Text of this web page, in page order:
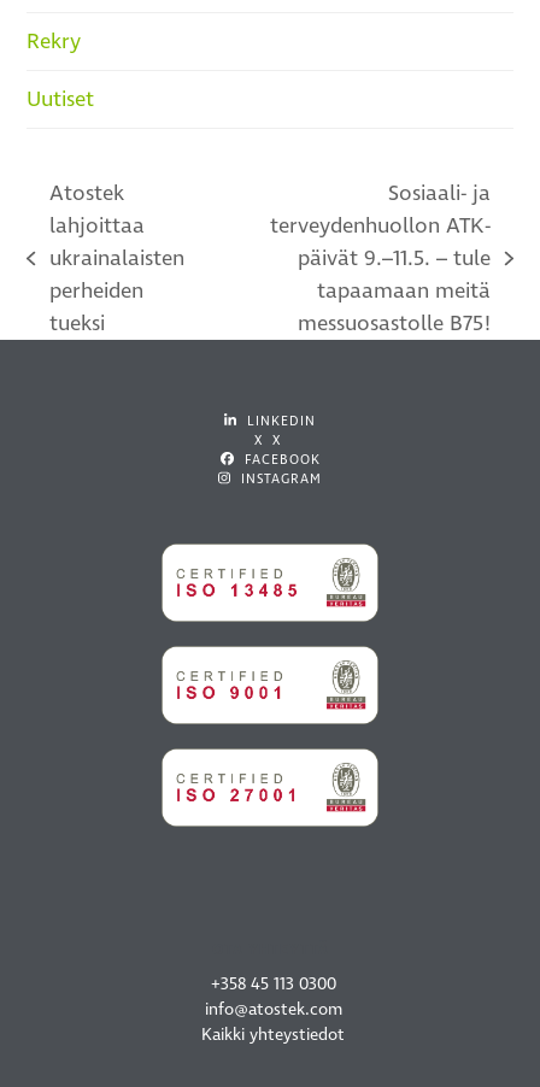
Rekry
Uutiset
previous
post:
Atostek
lahjoittaa
ukrainalaisten
perheiden
tueksi
Sosiaali- ja
terveydenhuollon ATK-
päivät 9.–11.5. – tule
tapaamaan meitä
messuosastolle B75!
LINKEDIN
X X
FACEBOOK
INSTAGRAM
+358 45 113 0300
info@atostek.com
Kaikki yhteystiedot